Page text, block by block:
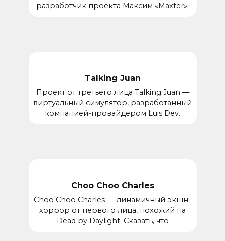
разработчик проекта Максим «Maxter».
Talking Juan
Проект от третьего лица Talking Juan —
виртуальный симулятор, разработанный
компанией-провайдером Luis Dev.
Choo Choo Charles
Choo Choo Charles — динамичный экшн-
хоррор от первого лица, похожий на
Dead by Daylight. Сказать, что